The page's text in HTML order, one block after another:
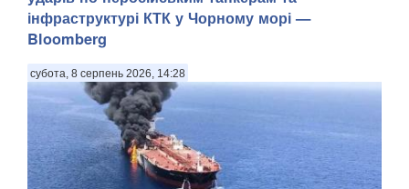
інфраструктурі КТК у Чорному морі —
Bloomberg
субота, 8 серпень 2026, 14:28